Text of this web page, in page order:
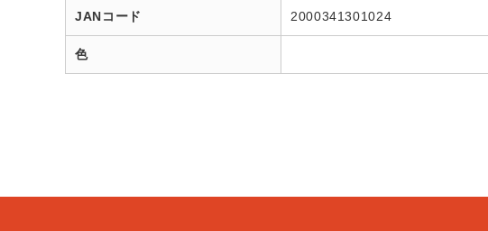
JANコード 2000341301024
色